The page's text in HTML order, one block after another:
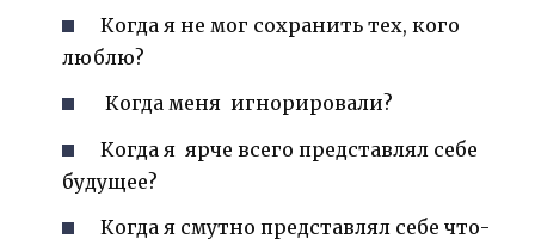
Когда я не мог сохранить тех, кого
люблю?
Когда меня игнорировали?
Когда я ярче всего представлял себе
будущее?
Когда я смутно представлял себе что-